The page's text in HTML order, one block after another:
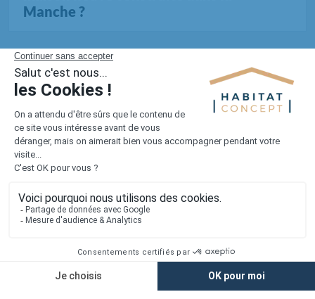
Manche ?
Toutes les offres dans la Manche (154 au total)
1er constructeur régional de maisons individuelles dans la moitié